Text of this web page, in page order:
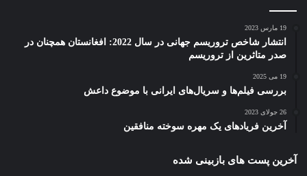
19 مارس 2023
انتشار شاخص تروریسم جهانی در سال 2022: افغانستان همچنان در
صدر متاثرین از تروریسم
19 می 2025
بررسی فیلم‌ها و سریال‌های ایرانی با موضوع داعش
26 جولای 2023
آخرین فریادهای یک مهره سوخته منافقین
آخرین پست های بازبینی شده